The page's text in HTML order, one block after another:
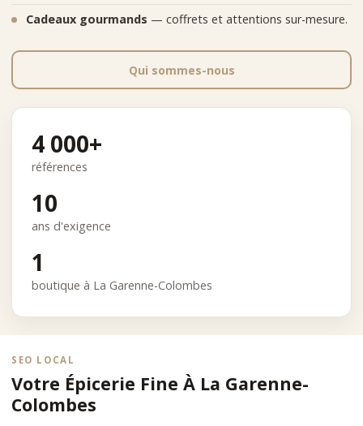
Cadeaux gourmands — coffrets et attentions sur-mesure.
Qui sommes-nous
4 000+
références
10
ans d'exigence
1
boutique à La Garenne-Colombes
SEO LOCAL
Votre Épicerie Fine À La Garenne-
Colombes